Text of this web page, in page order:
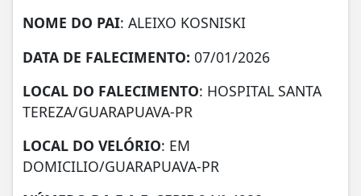
NOME DO PAI: ALEIXO KOSNISKI
DATA DE FALECIMENTO: 07/01/2026
LOCAL DO FALECIMENTO: HOSPITAL SANTA
TEREZA/GUARAPUAVA-PR
LOCAL DO VELÓRIO: EM
DOMICILIO/GUARAPUAVA-PR